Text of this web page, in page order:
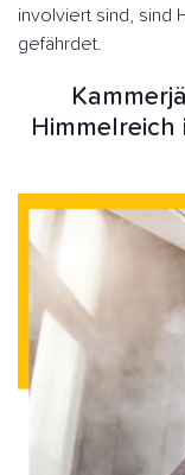
involviert sind, sind
gefährdet.